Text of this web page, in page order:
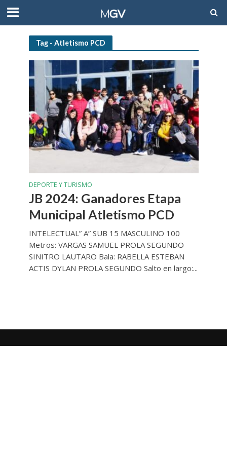
Tag - Atletismo PCD
DEPORTE Y TURISMO
JB 2024: Ganadores Etapa
Municipal Atletismo PCD
INTELECTUAL” A” SUB 15 MASCULINO 100
Metros: VARGAS SAMUEL PROLA SEGUNDO
SINITRO LAUTARO Bala: RABELLA ESTEBAN
ACTIS DYLAN PROLA SEGUNDO Salto en largo:...